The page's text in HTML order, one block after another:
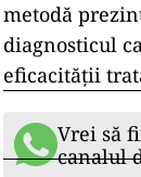
metodă
diagnosticul
eficacității
Vrei să
canalul